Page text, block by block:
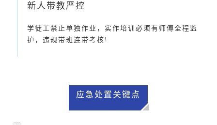
新人带教严控
学徒工禁止单独作业，实作培训必须有师傅全程监
护，违规带班连带考核!
应急处置关键点